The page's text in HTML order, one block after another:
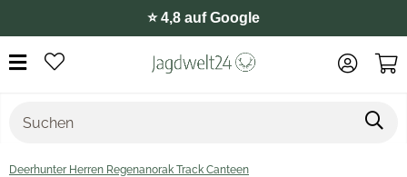
⭐️ 4,8 auf Google
Deerhunter Herren Regenanorak Track Canteen